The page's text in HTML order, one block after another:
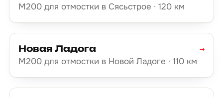
М200 для отмостки в Сясьстрое · 120 км
Новая Ладога
М200 для отмостки в Новой Ладоге · 110 км
→